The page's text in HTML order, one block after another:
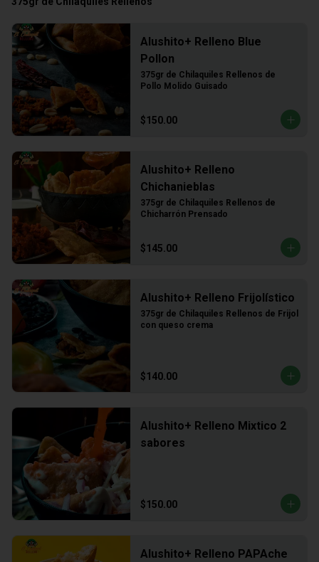
Alushito+ Relleno Blue
Pollon
375gr de Chilaquiles Rellenos de
Pollo Molido Guisado
$150.00
Alushito+ Relleno
Chichanieblas
375gr de Chilaquiles Rellenos de
Chicharrón Prensado
$145.00
Alushito+ Relleno Frijolístico
375gr de Chilaquiles Rellenos de Frijol
con queso crema
$140.00
Alushito+ Relleno Mixtico 2
sabores
$150.00
Alushito+ Relleno PAPAche